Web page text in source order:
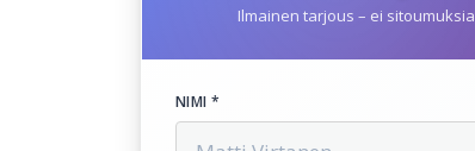
Ilmainen tarjous – ei sitoumuksia
NIMI *